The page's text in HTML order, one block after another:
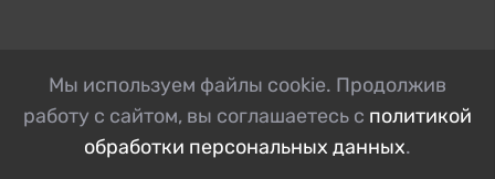
Мы используем файлы cookie. Продолжив
работу с сайтом, вы соглашаетесь с политикой
обработки персональных данных.